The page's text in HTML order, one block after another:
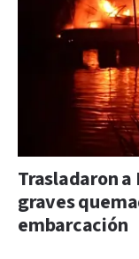
Trasladaron
graves
embarcación